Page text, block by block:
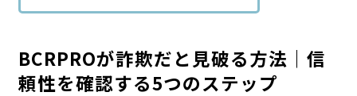
BCRPROが詐欺だと見破る方法｜信
頼性を確認する5つのステップ